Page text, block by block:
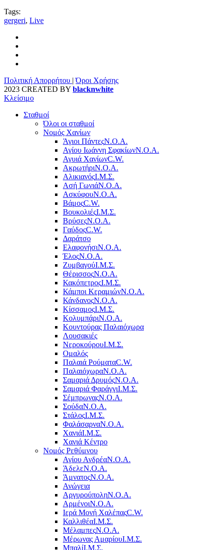
Tags:
gergeri, Live
Πολιτική Απορρήτου |Όροι Χρήσης
2023 CREATED BY blacknwhite
Κλείσιμο
Σταθμοί
Όλοι οι σταθμοί
Νομός Χανίων
Άγιοι ΠάντεςΝ.Ο.Α.
Αγίου Ιωάννη ΣφακίωνΝ.Ο.Α.
Αγυιά ΧανίωνC.W.
ΑκρωτήριΝ.Ο.Α.
ΑλικιανόςΙ.Μ.Σ.
Ασή ΓωνιάΝ.Ο.Α.
ΑσκύφουΝ.Ο.Α.
ΒάμοςC.W.
ΒουκολιέςΙ.Μ.Σ.
ΒρύσεςΝ.Ο.Α.
ΓαύδοςC.W.
Δαράτσο
ΕλαφονήσιΝ.Ο.Α.
ΈλοςΝ.Ο.Α.
ΖυμβαγούΙ.Μ.Σ.
ΘέρισσοςΝ.Ο.Α.
ΚακόπετροςΙ.Μ.Σ.
Κάμποι ΚεραμιώνΝ.Ο.Α.
ΚάνδανοςΝ.Ο.Α.
ΚίσσαμοςΙ.Μ.Σ.
ΚολυμπάριΝ.Ο.Α.
Κουντούρας Παλαιόχωρα
Λουσακιές
ΝεροκούρουΙ.Μ.Σ.
Ομαλός
Παλαιά ΡούματαC.W.
ΠαλαιόχωραΝ.Ο.Α.
Σαμαριά ΔρυμόςΝ.Ο.Α.
Σαμαριά ΦαράγγιΙ.Μ.Σ.
ΣέμπρωναςΝ.Ο.Α.
ΣούδαΝ.Ο.Α.
ΣτάλοςΙ.Μ.Σ.
ΦαλάσαρναΝ.Ο.Α.
ΧανιάΙ.Μ.Σ.
Χανιά Κέντρο
Νομός Ρεθύμνου
Αγίου ΑνδρέαΝ.Ο.Α.
ΆδελεΝ.Ο.Α.
ΆμνατοςΝ.Ο.Α.
Ανώγεια
ΑργυρούποληΝ.Ο.Α.
ΑρμένοιΝ.Ο.Α.
Ιερά Μονή ΧαλέπαςC.W.
ΚαλλιθέαΙ.Μ.Σ.
ΜέλαμπεςΝ.Ο.Α.
Μέρωνας ΑμαρίουΙ.Μ.Σ.
ΜπαλίΙ.Μ.Σ.